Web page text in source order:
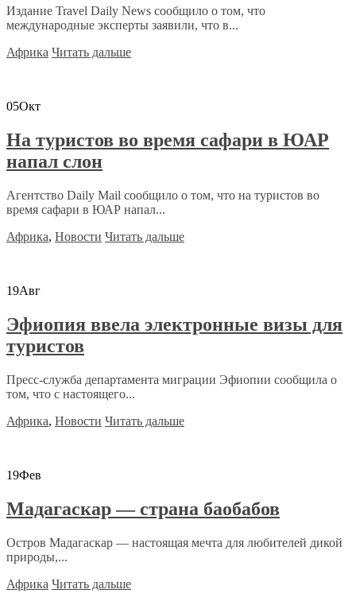
Издание Travel Daily News сообщило о том, что
международные эксперты заявили, что в...
Африка Читать дальше
05Окт
На туристов во время сафари в ЮАР
напал слон
Агентство Daily Mail сообщило о том, что на туристов во
время сафари в ЮАР напал...
Африка, Новости Читать дальше
19Авг
Эфиопия ввела электронные визы для
туристов
Пресс-служба департамента миграции Эфиопии сообщила о
том, что с настоящего...
Африка, Новости Читать дальше
19Фев
Мадагаскар — страна баобабов
Остров Мадагаскар — настоящая мечта для любителей дикой
природы,...
Африка Читать дальше